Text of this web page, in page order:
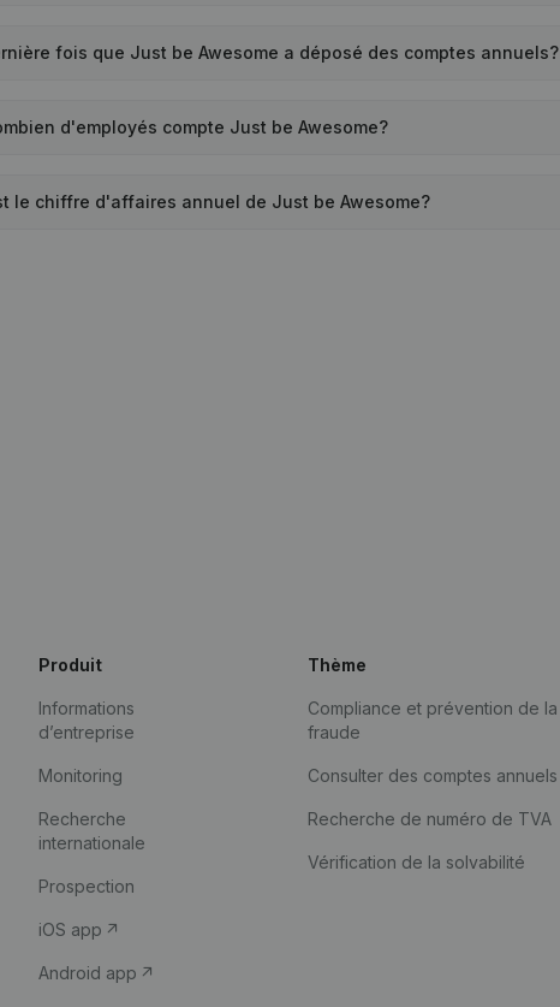
fois que Just be Awesome a déposé des comptes annuels?
d'employés compte Just be Awesome?
le chiffre d'affaires annuel de Just be Awesome?
Produit
Informations
d’entreprise
Monitoring
Recherche
internationale
Prospection
iOS app
Android app
Thème
Compliance et prévention de la
fraude
Consulter des comptes annuels
Recherche de numéro de TVA
Vérification de la solvabilité